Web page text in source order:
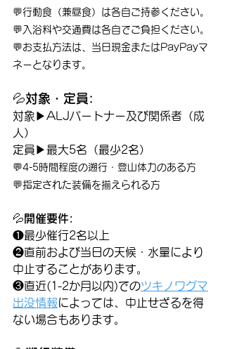
💬行動食（兼昼食）は各自ご持参ください。
💬入浴料や交通費は各自でご負担ください。
💬お支払方法は、当日現金またはPayPayマ
ネーとなります。
💦対象・定員:
対象▶ALJパートナー及び関係者（成
人）
定員▶最大5名（最少2名）
💬4-5時間程度の遡行・登山体力のある方
💬指定された装備を揃えられる方
💦開催要件:
❶最少催行2名以上
❷直前および当日の天候・水量により
中止することがあります。
❸直近(1-2か月以内)でのツキノワグマ
出没情報によっては、中止せざるを得
ない場合もあります。